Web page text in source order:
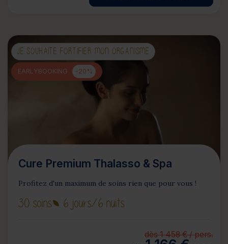
JE SOUHAITE FORTIFIER MON ORGANISME
EARLYBOOKING -20%
Cure Premium Thalasso & Spa
Profitez d'un maximum de soins rien que pour vous !
30 soins 6 jours/6 nuits
dès 1 458 € / pers.